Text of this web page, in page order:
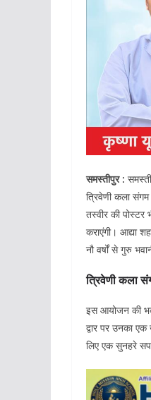
समस्तीपुर :
त्रिवेणी कला
तस्वीर की
कराएंगी। आद्या
नौ वर्षों से गुरु
त्रिवेणी कला
इस आयोजन की
द्वार पर उनका
लिए एक सुनहरे